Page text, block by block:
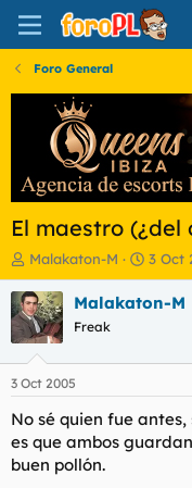
Foro General
El maestro (¿del
I
n
i
c
i
a
o
r
e
l
Malakaton-M
F
e
c
i
n
c
3 Oct
Malakaton-M
Freak
3 Oct 2005
No sé quien fue
es que ambos
buen pollón.